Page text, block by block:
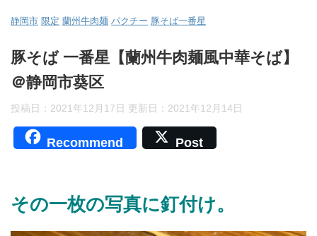
静岡市 限定 蘭州牛肉麺 パクチー 豚そば一番星
豚そば 一番星【蘭州牛肉麺風中華そば】
＠静岡市葵区
投稿日：2021年12月17日 更新日： 2021年12月14日
Recommend Post
その一枚の写真に釘付け。